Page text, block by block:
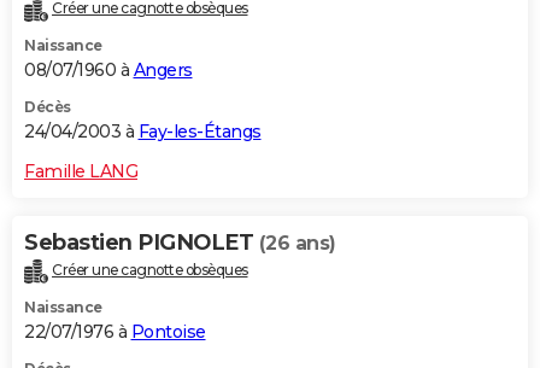
Créer une cagnotte obsèques
Naissance
08/07/1960 à Angers
Décès
24/04/2003 à Fay-les-Étangs
Famille LANG
Sebastien PIGNOLET (26 ans)
Créer une cagnotte obsèques
Naissance
22/07/1976 à Pontoise